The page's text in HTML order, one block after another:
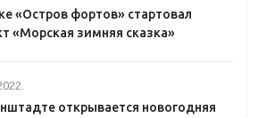
«Остров фортов» стартовал
«Морская зимняя сказка»
открывается новогодняя